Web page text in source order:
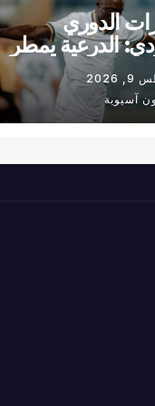
الدوري
الدرعية يمطر
بثلاثية
آسيوية